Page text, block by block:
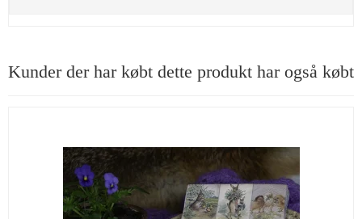
Kunder der har købt dette produkt har også købt